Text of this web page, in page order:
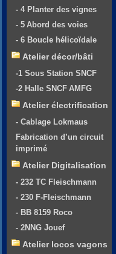
- 4 Planter des vignes
- 5 Abord des voies
- 6 Boucle hélicoïdale
Atelier décor/bâti
-1 Sous Station SNCF
-2 Halle SNCF AMFG
Atelier électrification
- Cablage Lokmaus
Fabrication d’un circuit
imprimé
Atelier Digitalisation
- 232 TC Fleischmann
- 230 F-Fleischmann
- BB 8159 Roco
- 2NNG Jouef
Atelier locos vagons